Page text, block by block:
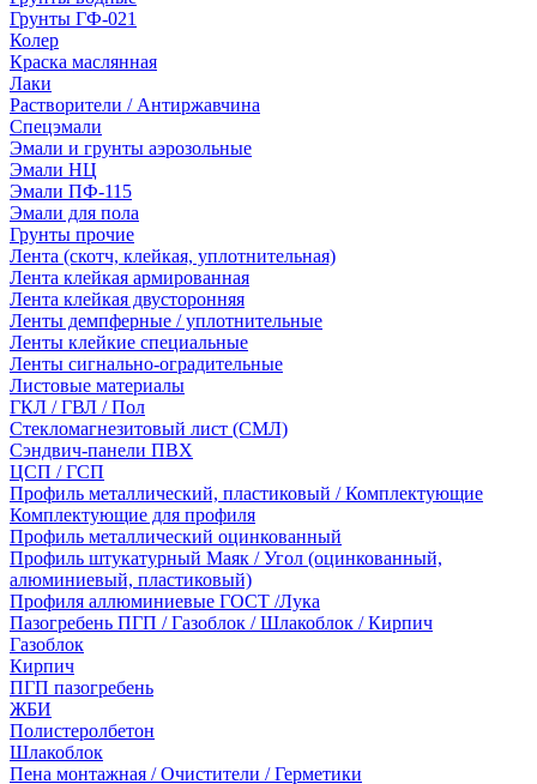
Грунты ГФ-021
Колер
Краска маслянная
Лаки
Растворители / Антиржавчина
Спецэмали
Эмали и грунты аэрозольные
Эмали НЦ
Эмали ПФ-115
Эмали для пола
Грунты прочие
Лента (скотч, клейкая, уплотнительная)
Лента клейкая армированная
Лента клейкая двусторонняя
Ленты демпферные / уплотнительные
Ленты клейкие специальные
Ленты сигнально-оградительные
Листовые материалы
ГКЛ / ГВЛ / Пол
Стекломагнезитовый лист (СМЛ)
Сэндвич-панели ПВХ
ЦСП / ГСП
Профиль металлический, пластиковый / Комплектующие
Комплектующие для профиля
Профиль металлический оцинкованный
Профиль штукатурный Маяк / Угол (оцинкованный,
алюминиевый, пластиковый)
Профиля аллюминиевые ГОСТ /Лука
Пазогребень ПГП / Газоблок / Шлакоблок / Кирпич
Газоблок
Кирпич
ПГП пазогребень
ЖБИ
Полистеролбетон
Шлакоблок
Пена монтажная / Очистители / Герметики